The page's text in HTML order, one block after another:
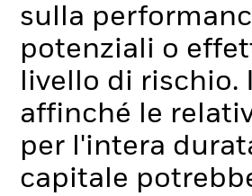
sulla
potenziali o
livello di rischio.
affinché le
per l'intera
capitale